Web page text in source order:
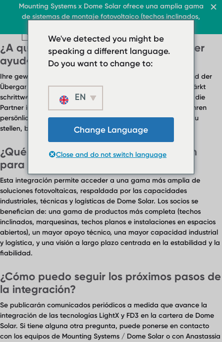
Mounting Systems x Dome Solar ofrece una amplia gama
de sistemas de montaje fotovoltaico (techos inclinados,
Casa
Cubiertas inclinadas
Protector solar
Quiénes somos
Contacto
Techos planos
› Sistema de cubierta
› Sistema de techo
Cubiertas inclinadas
› FAQ
Contacto
ES
Techo y comercio
Techo y comercio
› Sistema de
cubierta plana
› Sistema de techo
Protector solar
Quiénes somos
› FAQ
Contacto
FAQ Category:Soporte y
¿A quién puedo contactar para obtener
ayuda técnica o comercial?
Ihre gewohnten Ansprechpartner stehen Ihnen auch während der
Übergangsphase weiterhin zur Verfügung. Dome Solar verstärkt
schrittweise seine technischen und vertrieblichen Teams, um die
Partner in den verschiedenen Märkten zu unterstützen. Um Ihren
persönlichen Ansprechpartner zu finden oder eine Anfrage zu
stellen, besuchen Sie bitte unsereKontaktseite.
¿Qué ventajas aporta esta integración
para socios e instaladores?
Esta integración permite acceder a una gama más amplia de
soluciones fotovoltaicas, respaldada por las capacidades
industriales, técnicas y logísticas de Dome Solar. Los socios se
benefician de: una gama de productos más completa (techos
inclinados, marquesinas, techos planos e instalaciones en espacios
abiertos), un mayor apoyo técnico, una mayor capacidad industrial
y logística, y una visión a largo plazo centrada en la estabilidad y la
fiabilidad.
¿Cómo puedo seguir los próximos pasos de
la integración?
Se publicarán comunicados periódicos a medida que avance la
integración de las tecnologías LightX y FD3 en la cartera de Dome
Solar. Si tiene alguna otra pregunta, puede ponerse en contacto
con los equipos de Mounting Systems / Dome Solar o con Anastassia
We've detected you might be
speaking a different language.
Do you want to change to:
EN
Change Language
Close and do not switch language